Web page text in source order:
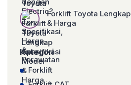
Forklift Toyota
& Harga
Kategori
Forklift